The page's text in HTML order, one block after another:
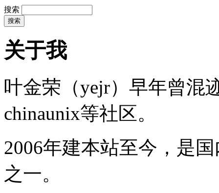
搜索
关于我
叶金荣（yejr）早年曾混
chinaunix等社区。
2006年建本站至今，是
之一。